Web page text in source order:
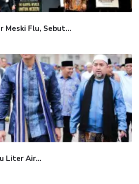
Meski Flu, Sebut...
Liter Air...